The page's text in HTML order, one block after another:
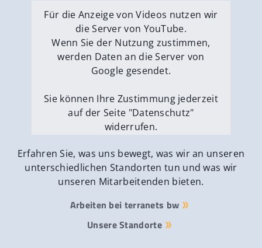
Externe Medien erlauben
Für die Anzeige von Videos nutzen wir
die Server von YouTube.
Wenn Sie der Nutzung zustimmen,
werden Daten an die Server von
Google gesendet.
Sie können Ihre Zustimmung jederzeit
auf der Seite "Datenschutz"
widerrufen.
Externe Medien erlauben
Erfahren Sie, was uns bewegt, was wir an unseren
unterschiedlichen Standorten tun und was wir
unseren Mitarbeitenden bieten.
Arbeiten bei terranets bw
Unsere Standorte